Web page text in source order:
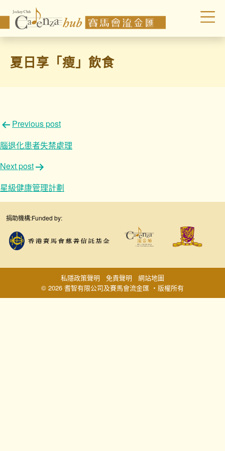
夏日享「瘦」飲食
文
章
導
覽
Previous post
腦退化患者失禁處理
Next post
星級健康管理計劃
捐助機構:Funded by:
© 2026 耆智有限公司及賽馬會流金匯 ‧版權所有
私隱政策聲明 免責聲明 網站地圖